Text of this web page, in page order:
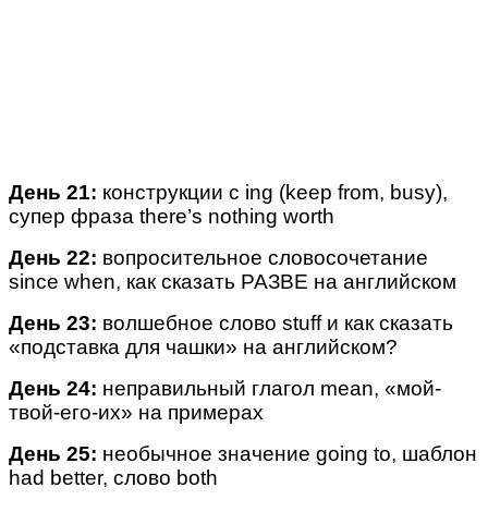
День 21: конструкции с ing (keep from, busy),
супер фраза there’s nothing worth
День 22: вопросительное словосочетание
since when, как сказать РАЗВЕ на английском
День 23: волшебное слово stuff и как сказать
«подставка для чашки» на английском?
День 24: неправильный глагол mean, «мой-
твой-его-их» на примерах
День 25: необычное значение going to, шаблон
had better, слово both